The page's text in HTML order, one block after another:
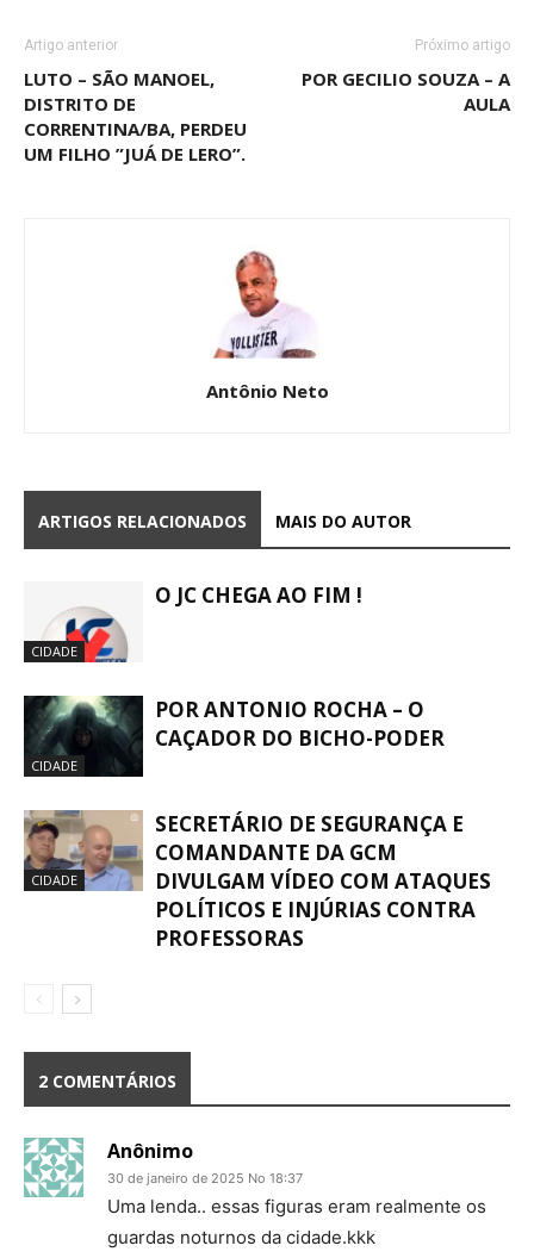
Artigo anterior
LUTO – SÃO MANOEL,
DISTRITO DE
CORRENTINA/BA, PERDEU
UM FILHO ”JUÁ DE LERO”.
Próximo artigo
POR GECILIO SOUZA – A
AULA
Antônio Neto
ARTIGOS RELACIONADOS MAIS DO AUTOR
CIDADE
O JC CHEGA AO FIM !
CIDADE
POR ANTONIO ROCHA – O
CAÇADOR DO BICHO-PODER
CIDADE
SECRETÁRIO DE SEGURANÇA E
COMANDANTE DA GCM
DIVULGAM VÍDEO COM ATAQUES
POLÍTICOS E INJÚRIAS CONTRA
PROFESSORAS
2 COMENTÁRIOS
Anônimo
30 de janeiro de 2025 No 18:37
Uma lenda.. essas figuras eram realmente os
guardas noturnos da cidade.kkk